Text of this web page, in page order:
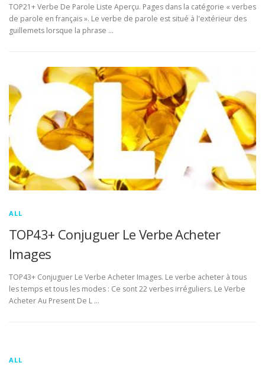
TOP21+ Verbe De Parole Liste Aperçu. Pages dans la catégorie « verbes
de parole en français ». Le verbe de parole est situé à l'extérieur des
guillemets lorsque la phrase …
ALL
TOP43+ Conjuguer Le Verbe Acheter
Images
TOP43+ Conjuguer Le Verbe Acheter Images. Le verbe acheter à tous
les temps et tous les modes : Ce sont 22 verbes irréguliers. Le Verbe
Acheter Au Present De L …
ALL